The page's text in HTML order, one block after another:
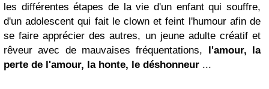
les différentes étapes de la vie d'un enfant qui souffre,
d'un adolescent qui fait le clown et feint l'humour afin de
se faire apprécier des autres, un jeune adulte créatif et
rêveur avec de mauvaises fréquentations, l'amour, la
perte de l'amour, la honte, le déshonneur ...